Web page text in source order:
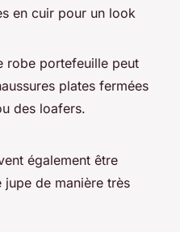
en cuir pour un look
robe portefeuille peut
plates fermées
des loafers.
également être
jupe de manière très